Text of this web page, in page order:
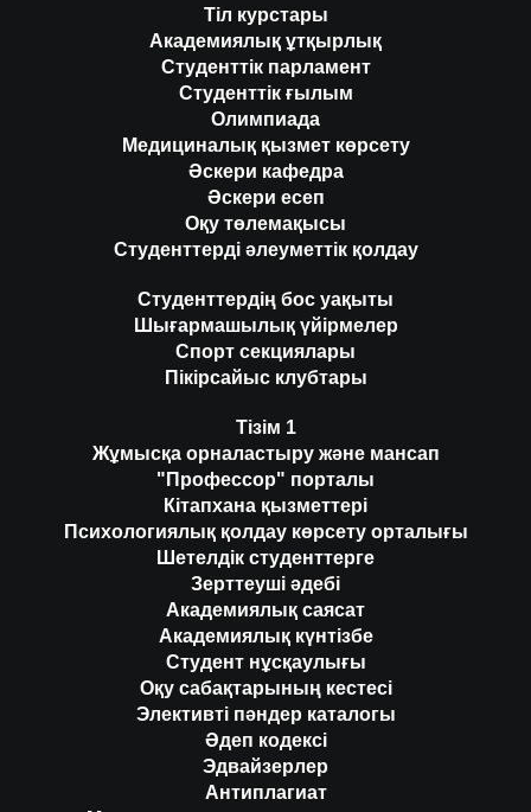
Тіл курстары
Академиялық ұтқырлық
Студенттік парламент
Студенттік ғылым
Олимпиада
Медициналық қызмет көрсету
Әскери кафедра
Әскери есеп
Оқу төлемақысы
Студенттерді әлеуметтік қолдау
Студенттердің бос уақыты
Шығармашылық үйірмелер
Спорт секциялары
Пікірсайыс клубтары
Тізім 1
Жұмысқа орналастыру және мансап
"Профессор" порталы
Кітапхана қызметтері
Психологиялық қолдау көрсету орталығы
Шетелдік студенттерге
Зерттеуші әдебі
Академиялық саясат
Академиялық күнтізбе
Студент нұсқаулығы
Оқу сабақтарының кестесі
Элективті пәндер каталогы
Әдеп кодексі
Эдвайзерлер
Антиплагиат